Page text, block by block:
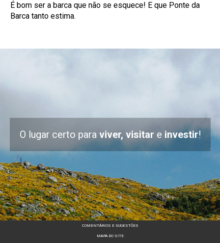
É bom ser a barca que não se esquece! E que Ponte da
Barca tanto estima.
O lugar certo para viver, visitar e investir!
COMENTÁRIOS E SUGESTÕES
MAPA DO SITE